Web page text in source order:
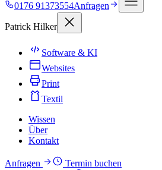
0176 91373554Anfragen
Patrick Hilker
Software & KI
Websites
Print
Textil
Wissen
Über
Kontakt
Anfragen
Termin buchen